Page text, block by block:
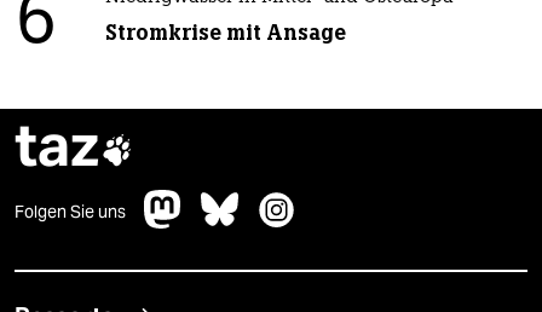
6 Stromkrise mit Ansage
taz
Folgen Sie uns